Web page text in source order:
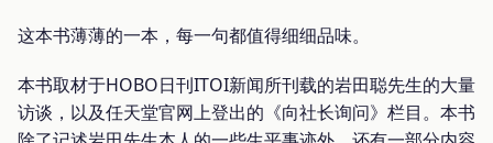
这本书薄薄的一本，每一句都值得细细品味。
本书取材于HOBO日刊ITOI新闻所刊载的岩田聪先生的大量
访谈，以及任天堂官网上登出的《向社长询问》栏目。本书